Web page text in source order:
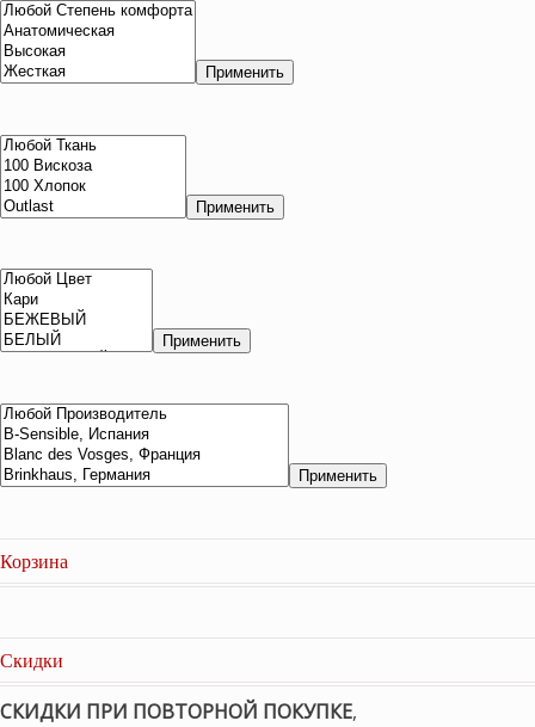
Применить
Применить
Применить
Применить
Корзина
Скидки
СКИДКИ ПРИ ПОВТОРНОЙ ПОКУПКЕ,